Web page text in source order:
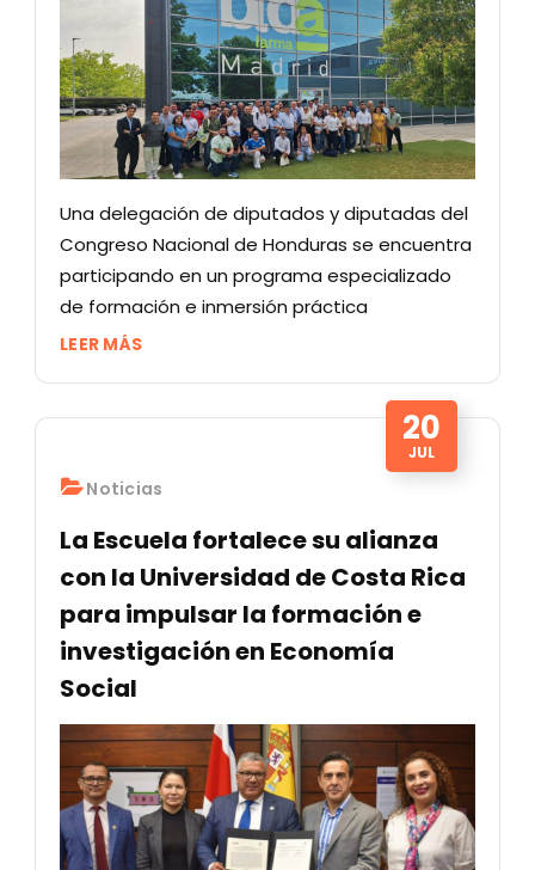
Una delegación de diputados y diputadas del
Congreso Nacional de Honduras se encuentra
participando en un programa especializado
de formación e inmersión práctica
LEER MÁS
20
JUL
Noticias
La Escuela fortalece su alianza
con la Universidad de Costa Rica
para impulsar la formación e
investigación en Economía
Social